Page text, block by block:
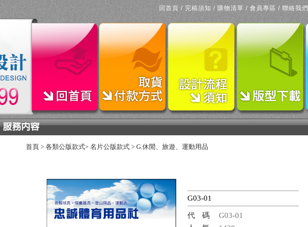
回首頁 /完稿須知 / 購物清單 / 會員專區 / 聯絡我們
首頁 > 各類公版款式> 名片公版款式 > G.休閒、旅遊、運動用品
G03-01
代碼
G03-01